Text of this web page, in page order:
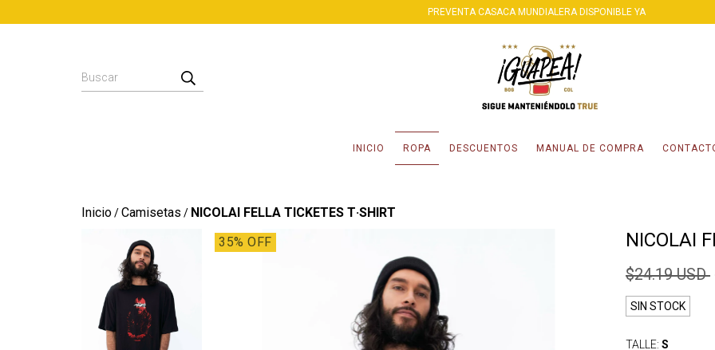
PREVENTA CASACA MUNDIALERA DISPONIBLE YA
INICIO ROPA DESCUENTOS MANUAL DE COMPRA
Inicio/Camisetas / NICOLAI FELLA TICKETES T·SHIRT
35% OFF NICOLAI
$24.19 USD
SIN STOCK
TALLE:S